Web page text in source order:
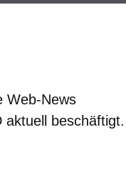
Web-News
aktuell beschäftigt.